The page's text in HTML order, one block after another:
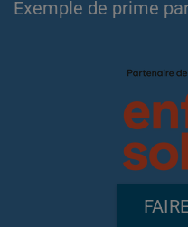
Exemple de prime